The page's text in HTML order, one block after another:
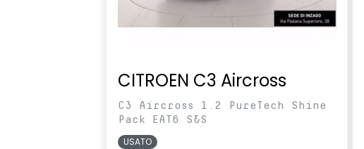
CITROEN C3 Aircross
C3 Aircross 1.2 PureTech Shine
Pack EAT6 S&S
USATO